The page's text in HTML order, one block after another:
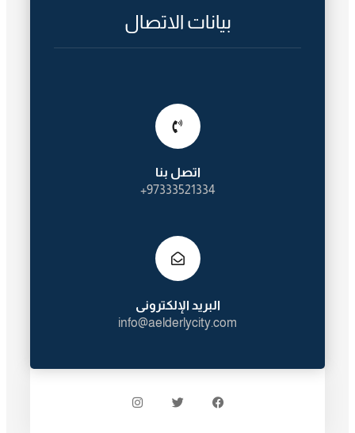
بيانات الاتصال
اتصل بنا
97333521334+
البريد الإلكترونى
info@aelderlycity.com